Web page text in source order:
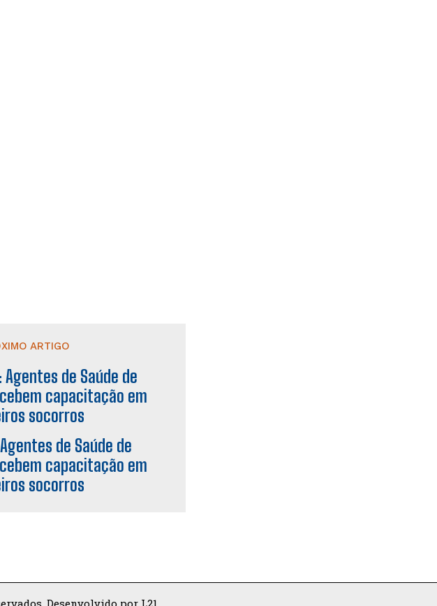
ARTIGO
de Saúde de
capacitação em
socorros
Desenvolvido por L21.